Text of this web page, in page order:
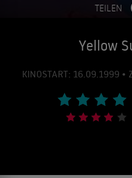
TEILEN
Yellow
KINOSTART: 16.09.1999